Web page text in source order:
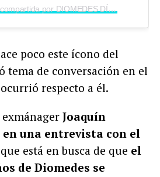
Una publicación compartida por DIOMEDES DÍAZ (@diomedesdiazvive)
poco este ícono del
tema de conversación en el
respecto a él.
exmánager Joaquín
una entrevista con el
que está en busca de que el
de Diomedes se